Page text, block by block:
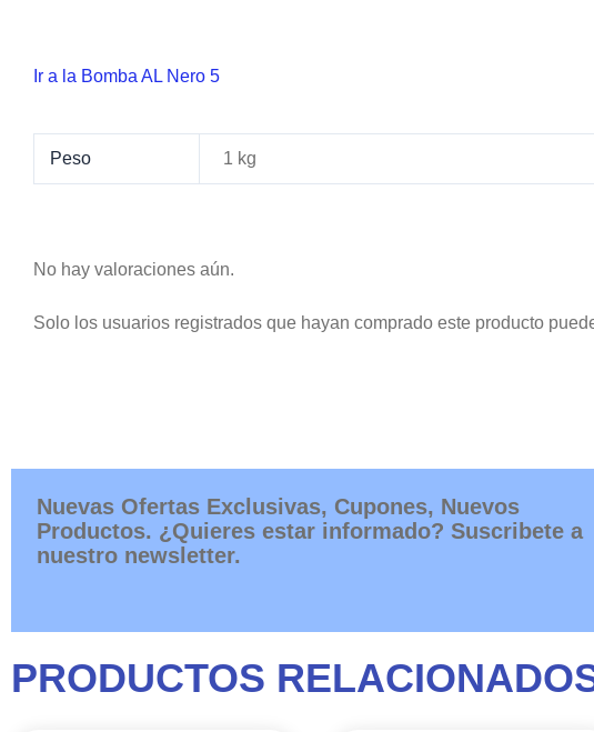
Ir a la Bomba AL Nero 5
Peso 1 kg
No hay valoraciones aún.
Solo los usuarios registrados que hayan comprado este producto
Nuevas Ofertas Exclusivas, Cupones, Nuevos
Productos. ¿Quieres estar informado? Suscribete a
nuestro newsletter.
PRODUCTOS